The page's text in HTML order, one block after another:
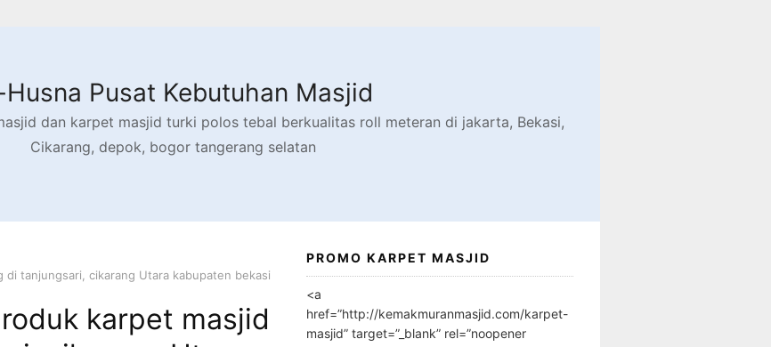
Pusat Kebutuhan Masjid
dan karpet masjid turki polos tebal berkualitas roll meteran di jakarta, Bekasi,
Cikarang, depok, bogor tangerang selatan
di tanjungsari, cikarang Utara kabupaten bekasi
karpet masjid
PROMO KARPET MASJID
<a
href=”http://kemakmuranmasjid.com/karpet-
masjid” target=”_blank” rel=”noopener